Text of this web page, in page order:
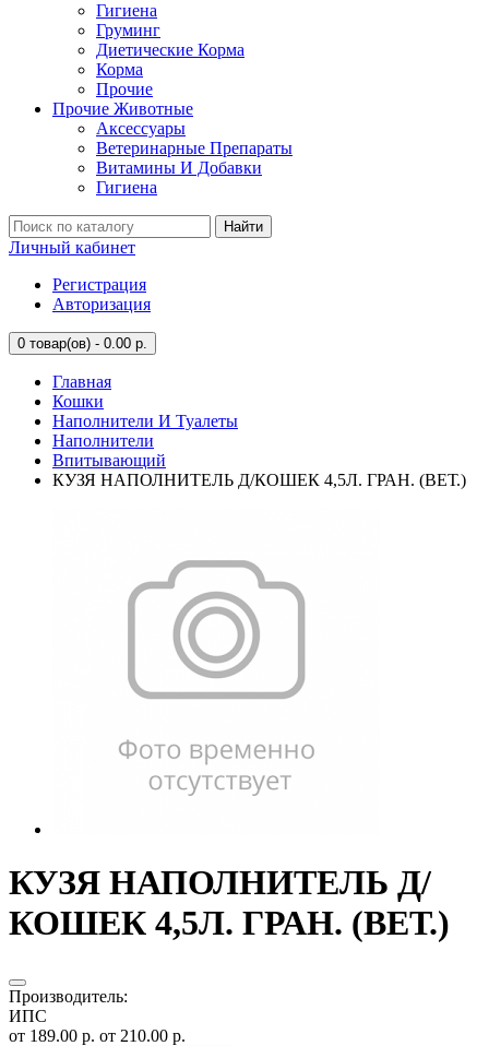
Гигиена
Груминг
Диетические Корма
Корма
Прочие
Прочие Животные
Аксессуары
Ветеринарные Препараты
Витамины И Добавки
Гигиена
Найти
Личный кабинет
Регистрация
Авторизация
0 товар(ов) - 0.00 р.
Главная
Кошки
Наполнители И Туалеты
Наполнители
Впитывающий
КУЗЯ НАПОЛНИТЕЛЬ Д/КОШЕК 4,5Л. ГРАН. (ВЕТ.)
КУЗЯ НАПОЛНИТЕЛЬ Д/
КОШЕК 4,5Л. ГРАН. (ВЕТ.)
Производитель:
ИПС
от 189.00 р. от 210.00 р.